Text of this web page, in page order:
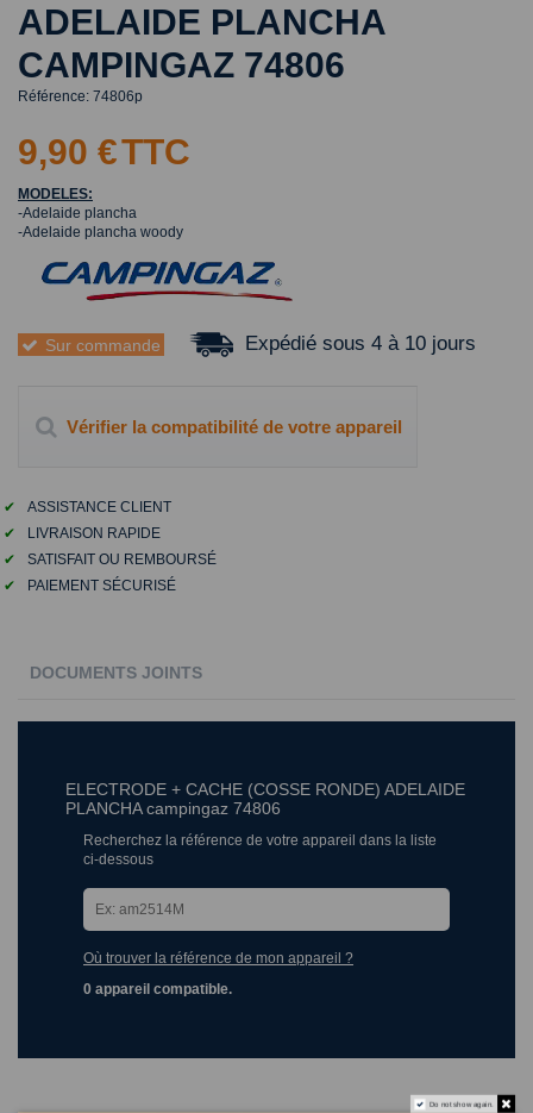
ADELAIDE PLANCHA
CAMPINGAZ 74806
Référence: 74806p
9,90 €TTC
MODELES:
-Adelaide plancha
-Adelaide plancha woody
Sur commande Expédié sous 4 à 10 jours
Vérifier la compatibilité de votre appareil
✔
ASSISTANCE CLIENT
✔
LIVRAISON RAPIDE
✔
SATISFAIT OU REMBOURSÉ
✔
PAIEMENT SÉCURISÉ
DOCUMENTS JOINTS
ELECTRODE + CACHE (COSSE RONDE) ADELAIDE
PLANCHA campingaz 74806
Recherchez la référence de votre appareil dans la liste
ci-dessous
Où trouver la référence de mon appareil ?
0 appareil compatible.
Do not show again.